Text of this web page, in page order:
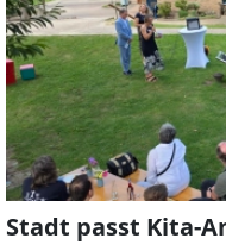
Stadt passt Kita-